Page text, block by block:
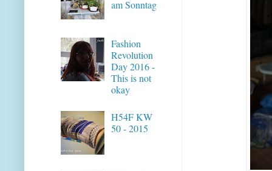
am Sonntag
Fashion
Revolution
Day 2016 -
This is not
okay
H54F KW
50 - 2015